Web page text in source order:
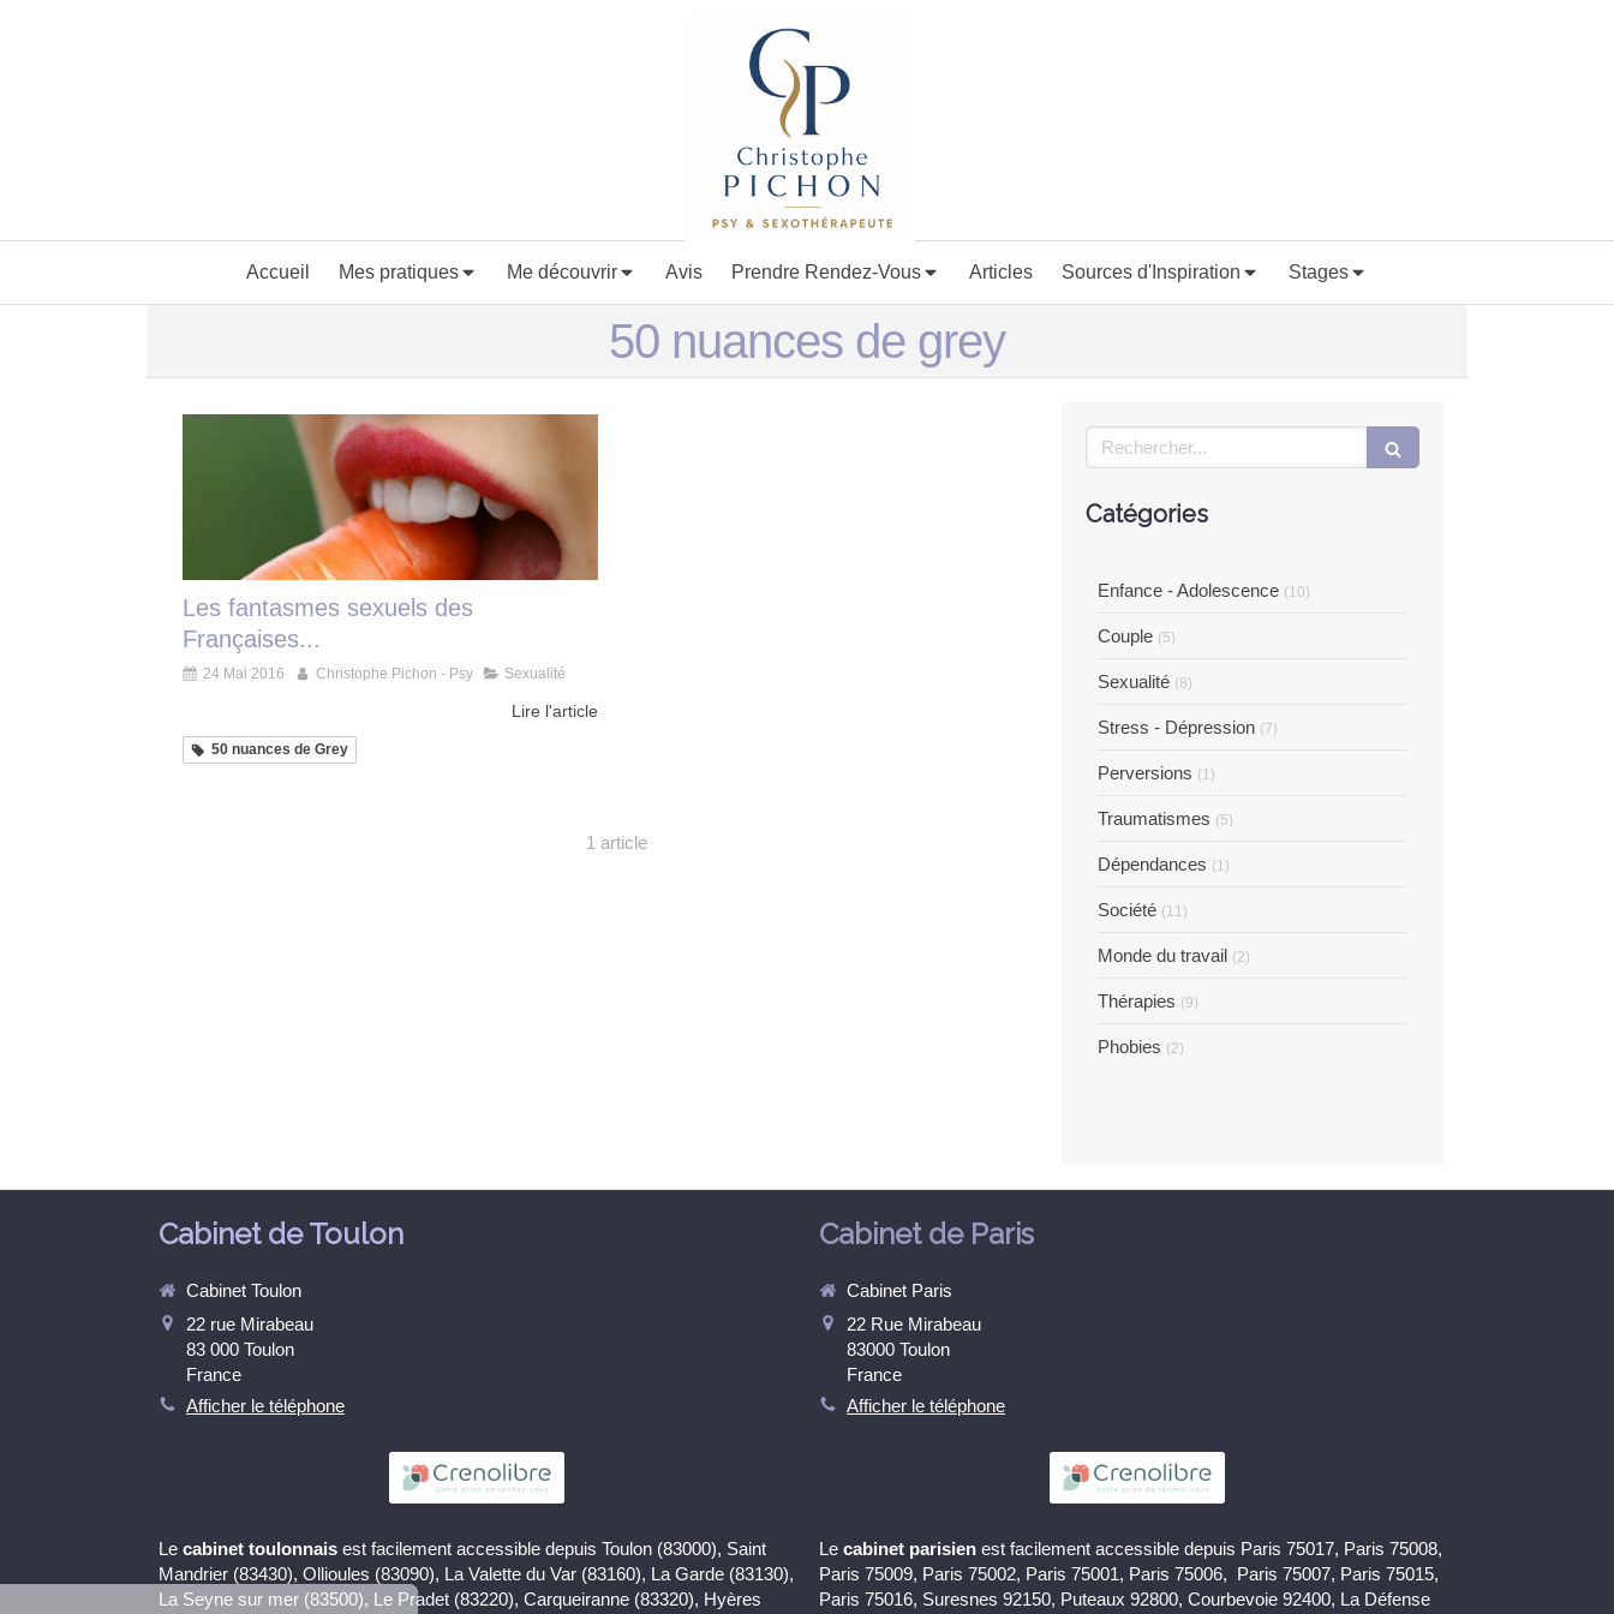
Accueil Mes pratiques Me découvrir Avis Prendre Rendez-Vous Articles Sources d'Inspiration Stages
50 nuances de grey
Les fantasmes sexuels des
Françaises...
24 Mai 2016 Christophe Pichon - Psy Sexualité
Lire l'article
50 nuances de Grey
1 article
Rechercher
Catégories
Enfance - Adolescence (10)
Couple (5)
Sexualité (8)
Stress - Dépression (7)
Perversions (1)
Traumatismes (5)
Dépendances (1)
Société (11)
Monde du travail (2)
Thérapies (9)
Phobies (2)
Cabinet de Toulon
Cabinet Toulon
22 rue Mirabeau
83 000 Toulon
France
Afficher le téléphone
Le cabinet toulonnais est facilement accessible depuis Toulon (83000), Saint
Mandrier (83430), Ollioules (83090), La Valette du Var (83160), La Garde (83130),
La Seyne sur mer (83500), Le Pradet (83220), Carqueiranne (83320), Hyères
Cabinet de Paris
Cabinet Paris
22 Rue Mirabeau
83000 Toulon
France
Afficher le téléphone
Le cabinet parisien est facilement accessible depuis Paris 75017, Paris 75008,
Paris 75009, Paris 75002, Paris 75001, Paris 75006, Paris 75007, Paris 75015,
Paris 75016, Suresnes 92150, Puteaux 92800, Courbevoie 92400, La Défense
Continuer sans accepter